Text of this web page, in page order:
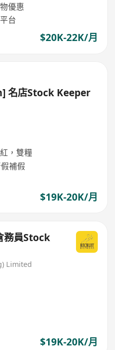
優惠
台
$20K-22K/月
名店Stock Keeper
，雙糧
補假
$19K-20K/月
務員Stock
Limited
$19K-20K/月